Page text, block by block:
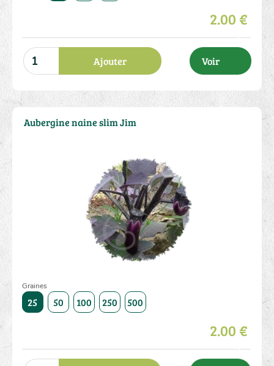
2.00 €
Ajouter Voir
Graines
25 50 100 250 500 250
2.00 €
Aubergine naine slim Jim